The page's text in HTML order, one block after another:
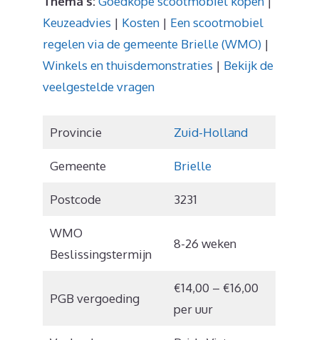
Keuzeadvies | Kosten | Een scootmobiel
regelen via de gemeente Brielle (WMO) |
Winkels en thuisdemonstraties | Bekijk de
veelgestelde vragen
Provincie Zuid-Holland
Gemeente Brielle
Postcode 3231
WMO
Beslissingstermijn
8-26 weken
PGB vergoeding
€14,00 – €16,00
per uur